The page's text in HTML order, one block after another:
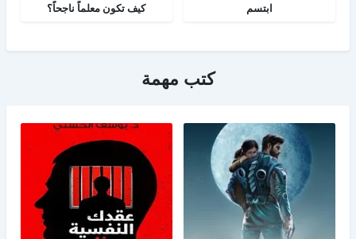
ابتسم كيف تكون معلماً ناجحاً؟
كتب مهمة